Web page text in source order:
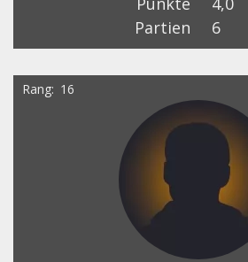
Partien
6
Rang 16